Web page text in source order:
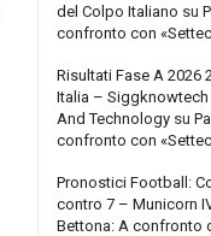
del Colpo Italiano su
confronto con
Risultati Fase A 2026
Italia –
And Technology su
confronto con
Pronostici Football:
contro 7 – Municorn
Bettona: A confronto